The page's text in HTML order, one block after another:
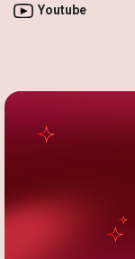
Youtube